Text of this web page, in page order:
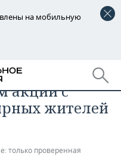
на мобильную
заявили о
акций с
жителей
только проверенная